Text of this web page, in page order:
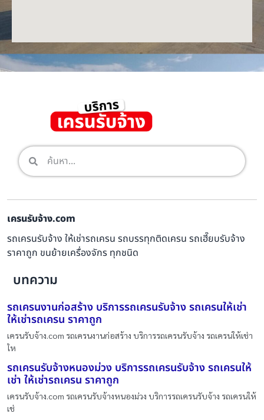
เครนรับจ้าง.com
รถเครนรับจ้าง ให้เช่ารถเครน รถบรรทุกติดเครน รถเฮี๊ยบรับจ้าง
ราคาถูก ขนย้ายเครื่องจักร ทุกชนิด
บทความ
รถเครนงานก่อสร้าง บริการรถเครนรับจ้าง รถเครนให้เช่า
ให้เช่ารถเครน ราคาถูก
เครนรับจ้าง.com รถเครนงานก่อสร้าง บริการรถเครนรับจ้าง รถเครนให้เช่า
ให
รถเครนรับจ้างหนองม่วง บริการรถเครนรับจ้าง รถเครนให้
เช่า ให้เช่ารถเครน ราคาถูก
เครนรับจ้าง.com รถเครนรับจ้างหนองม่วง บริการรถเครนรับจ้าง รถเครนให้
เช่